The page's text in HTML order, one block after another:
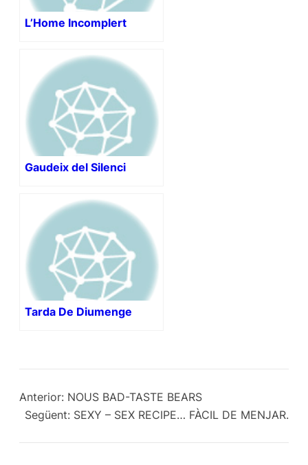
L’Home Incomplert
Gaudeix del Silenci
Tarda De Diumenge
Anterior: NOUS BAD-TASTE BEARS
Següent: SEXY – SEX RECIPE… FÀCIL DE MENJAR.